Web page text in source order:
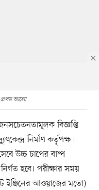
প্রথম আলো
বিজ্ঞপ্তি
নির্মাণ কর্তৃপক্ষ।
উচ্চ চাপের বাষ্প
হবে। পরীক্ষার সময়
ইঞ্জিনের আওয়াজের মতো)